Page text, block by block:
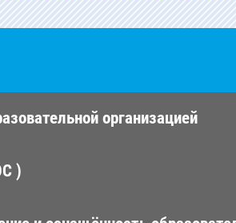
организацией
)